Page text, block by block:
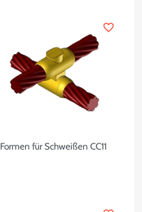
Formen für Schweißen CC11
favorite_border